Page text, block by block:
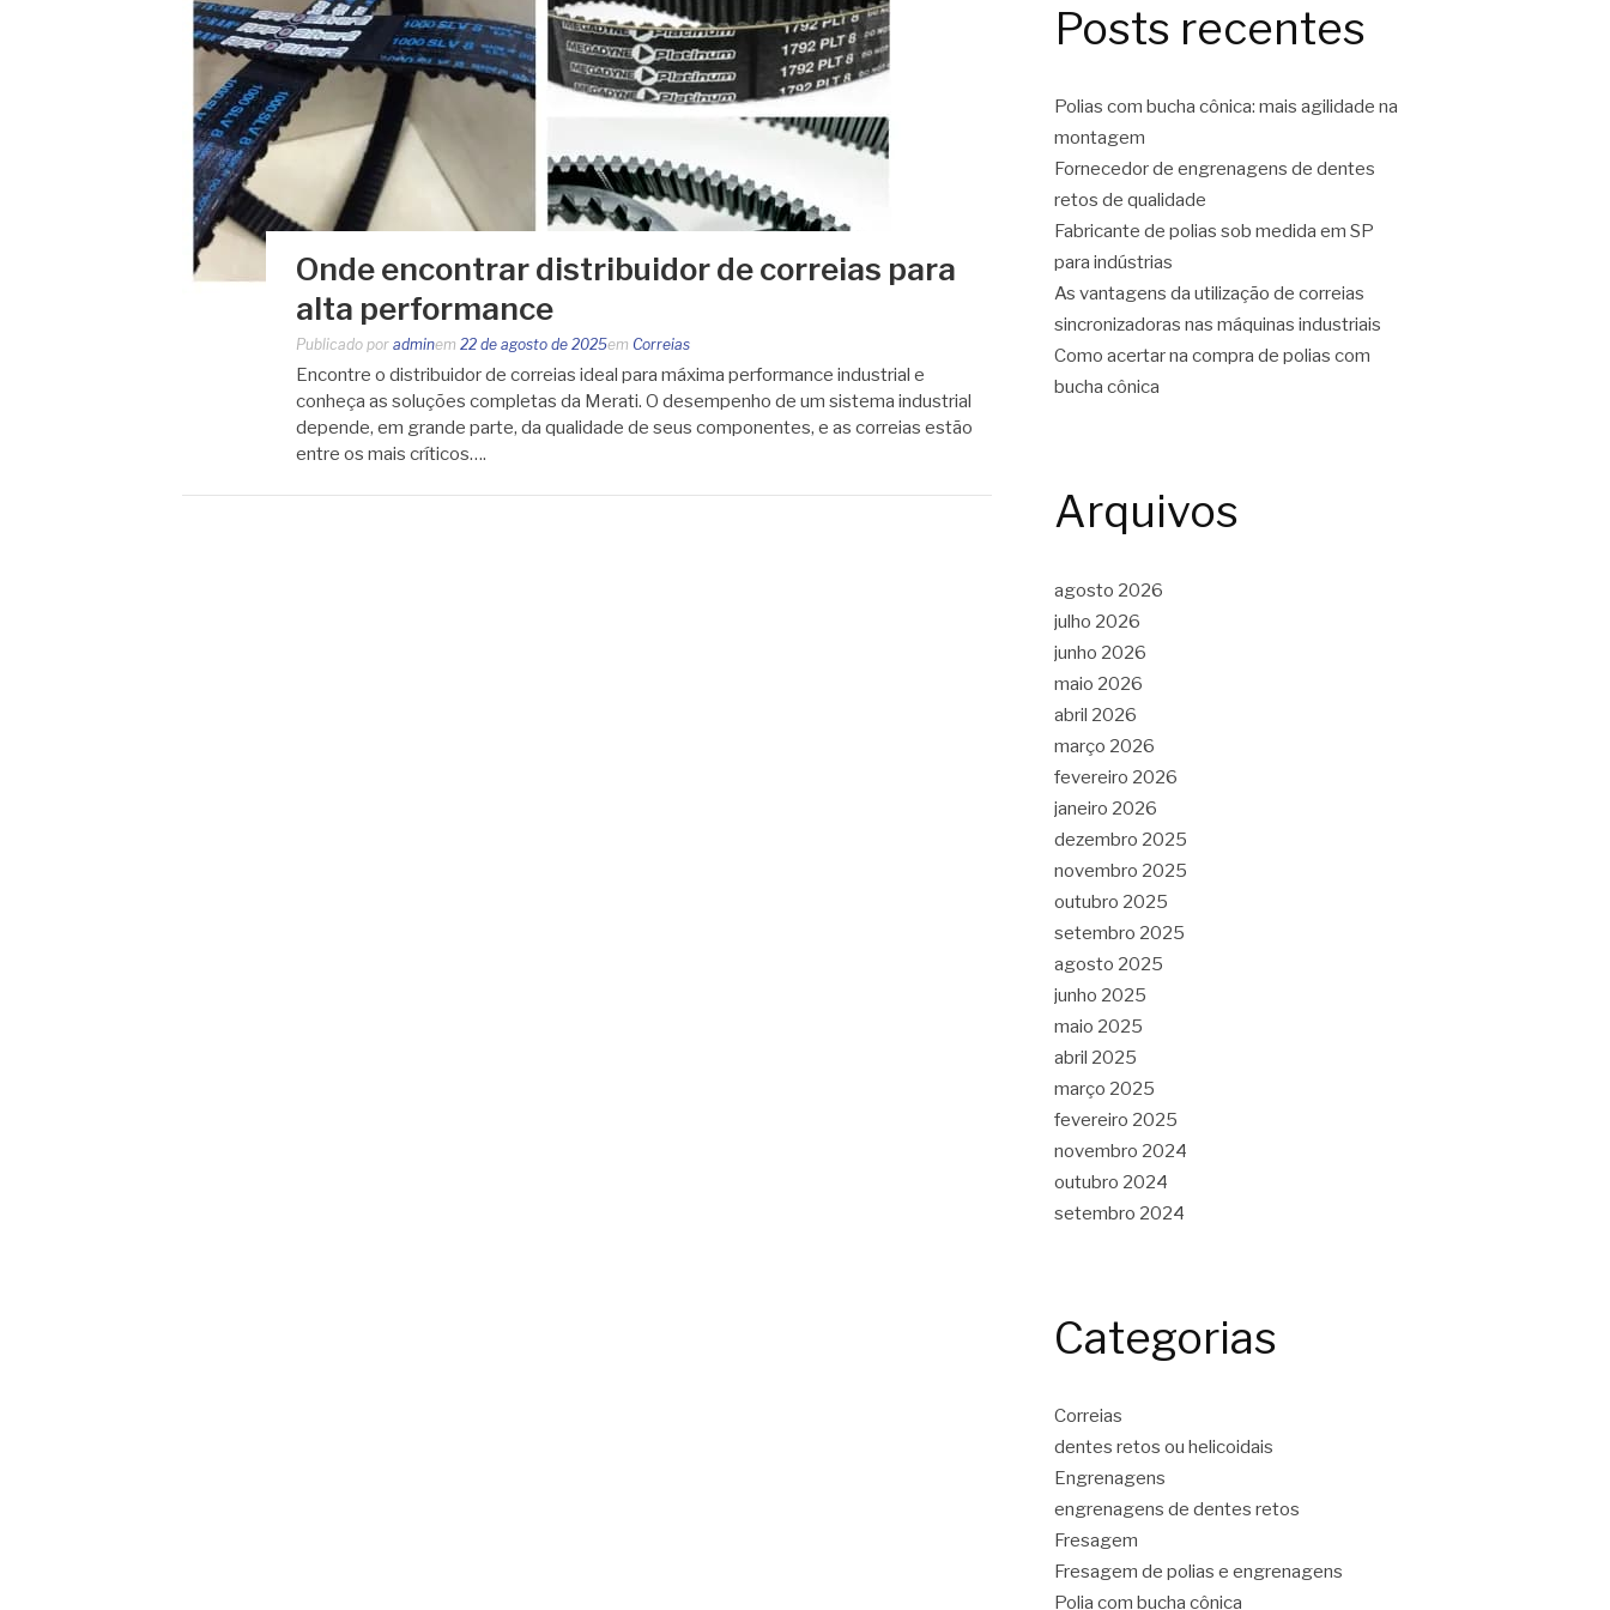
Onde encontrar distribuidor de correias para
alta performance
Publicado por adminem 22 de agosto de 2025em Correias
Encontre o distribuidor de correias ideal para máxima performance industrial e
conheça as soluções completas da Merati. O desempenho de um sistema industrial
depende, em grande parte, da qualidade de seus componentes, e as correias estão
entre os mais críticos….
Posts recentes
Polias com bucha cônica: mais agilidade na
montagem
Fornecedor de engrenagens de dentes
retos de qualidade
Fabricante de polias sob medida em SP
para indústrias
As vantagens da utilização de correias
sincronizadoras nas máquinas industriais
Como acertar na compra de polias com
bucha cônica
Arquivos
agosto 2026
julho 2026
junho 2026
maio 2026
abril 2026
março 2026
fevereiro 2026
janeiro 2026
dezembro 2025
novembro 2025
outubro 2025
setembro 2025
agosto 2025
junho 2025
maio 2025
abril 2025
março 2025
fevereiro 2025
novembro 2024
outubro 2024
setembro 2024
Categorias
Correias
dentes retos ou helicoidais
Engrenagens
engrenagens de dentes retos
Fresagem
Fresagem de polias e engrenagens
Polia com bucha cônica